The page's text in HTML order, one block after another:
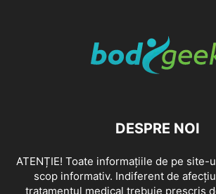
DESPRE NOI
ATENȚIE! Toate informațiile de pe site-
scop informativ. Indiferent de
tratamentul medical trebuie prescris